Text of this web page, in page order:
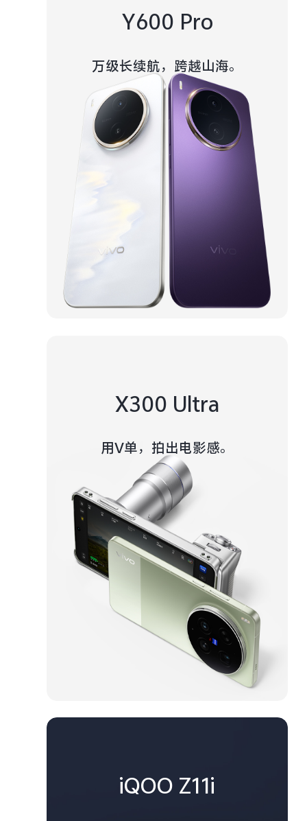
Y600 Pro
万级长续航，跨越山海。
X300 Ultra
用V单，拍出电影感。
iQOO Z11i